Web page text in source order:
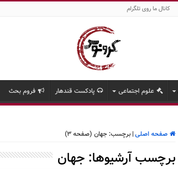
کانال ما روی تلگرام
علوم اجتماعی پادکست قندهار فروم بحث
صفحه اصلی| برچسب: جهان (صفحه 3)
برچسب آرشیوها: جهان